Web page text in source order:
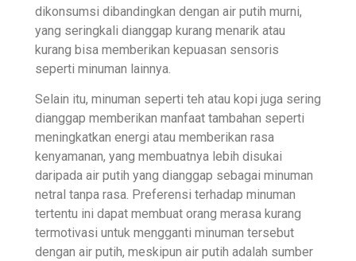
dikonsumsi dibandingkan dengan air putih murni,
yang seringkali dianggap kurang menarik atau
kurang bisa memberikan kepuasan sensoris
seperti minuman lainnya.
Selain itu, minuman seperti teh atau kopi juga sering
dianggap memberikan manfaat tambahan seperti
meningkatkan energi atau memberikan rasa
kenyamanan, yang membuatnya lebih disukai
daripada air putih yang dianggap sebagai minuman
netral tanpa rasa. Preferensi terhadap minuman
tertentu ini dapat membuat orang merasa kurang
termotivasi untuk mengganti minuman tersebut
dengan air putih, meskipun air putih adalah sumber